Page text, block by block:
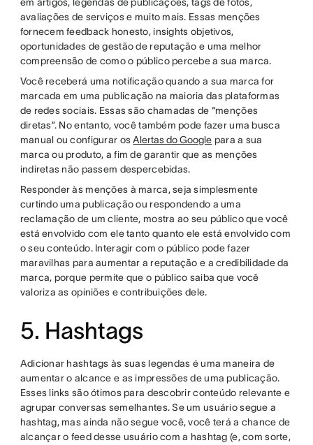
avaliações de serviços e muito mais. Essas menções
fornecem feedback honesto, insights objetivos,
oportunidades de gestão de reputação e uma melhor
compreensão de como o público percebe a sua marca.
Você receberá uma notificação quando a sua marca for
marcada em uma publicação na maioria das plataformas
de redes sociais. Essas são chamadas de “menções
diretas”. No entanto, você também pode fazer uma busca
manual ou configurar osAlertas do Google para a sua
marca ou produto, a fim de garantir que as menções
indiretas não passem despercebidas.
Responder às menções à marca, seja simplesmente
curtindo uma publicação ou respondendo a uma
reclamação de um cliente, mostra ao seu público que você
está envolvido com ele tanto quanto ele está envolvido com
o seu conteúdo. Interagir com o público pode fazer
maravilhas para aumentar a reputação e a credibilidade da
marca, porque permite que o público saiba que você
valoriza as opiniões e contribuições dele.
5. Hashtags
Adicionar hashtags às suas legendas é uma maneira de
aumentar o alcance e as impressões de uma publicação.
Esses links são ótimos para descobrir conteúdo relevante e
agrupar conversas semelhantes. Se um usuário segue a
hashtag, mas ainda não segue você, você terá a chance de
alcançar o feed desse usuário com a hashtag (e, com sorte,